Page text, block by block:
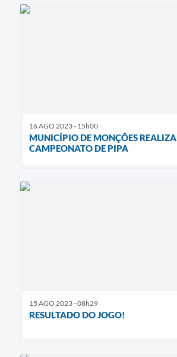
16 AGO 2023 - 15h00
MUNICÍPIO DE MONÇÕES REALIZA
CAMPEONATO DE PIPA
15 AGO 2023 - 08h29
RESULTADO DO JOGO!